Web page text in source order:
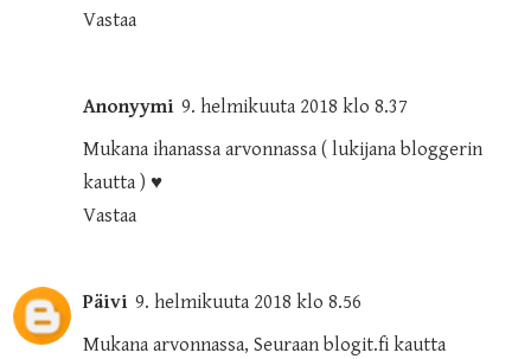
Vastaa
Anonyymi 9. helmikuuta 2018 klo 8.37
Mukana ihanassa arvonnassa ( lukijana bloggerin
kautta ) ♥
Vastaa
Päivi 9. helmikuuta 2018 klo 8.56
Mukana arvonnassa, Seuraan blogit.fi kautta